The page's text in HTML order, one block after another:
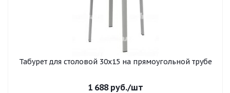
Табурет для столовой 30x15 на прямоугольной трубе
1 688руб./шт